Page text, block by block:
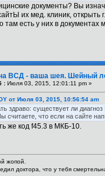
документы? Вы
их мед. клиник, открыть
там есть у них в
ВСД - ваша шея. Шейный
: Июля 03, 2015, 12:01:11 pm »
от Июля 03, 2015, 10:56:54 am
здраво: существует ли
считаете, что если на сайте
же код f45.3 в МКБ-10.
жопой.
доктора, что у тебя